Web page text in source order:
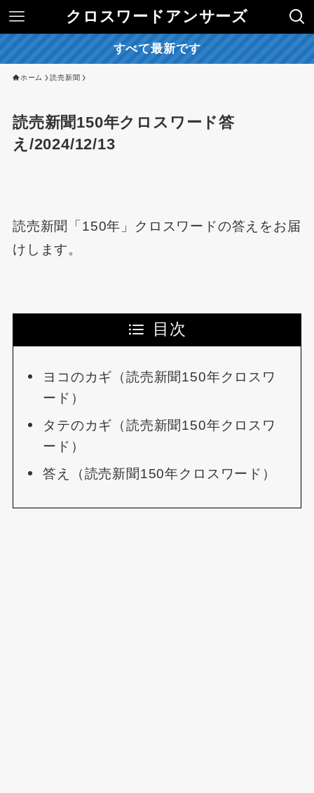
クロスワードアンサーズ
すべて最新です
ホーム 読売新聞
読売新聞150年クロスワード答
え/2024/12/13
読売新聞「150年」クロスワードの答えをお届
けします。
目次
ヨコのカギ（読売新聞150年クロスワ
ード）
タテのカギ（読売新聞150年クロスワ
ード）
答え（読売新聞150年クロスワード）